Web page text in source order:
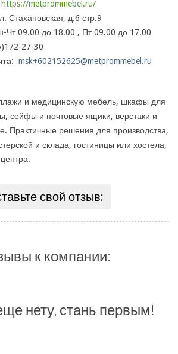
https://metprommebel.ru/
Стахановская, д.6 стр.9
Чт 09.00 до 18.00 , Пт 09.00 до 17.00
27-30
msk+602152625@metprommebel.ru
и медицинскую мебель, шкафы для
сейфы и почтовые ящики, верстаки и
Практичные решения для производства,
и склада, гостиницы или хостела,
свой отзыв:
к компании:
нету, стань первым!